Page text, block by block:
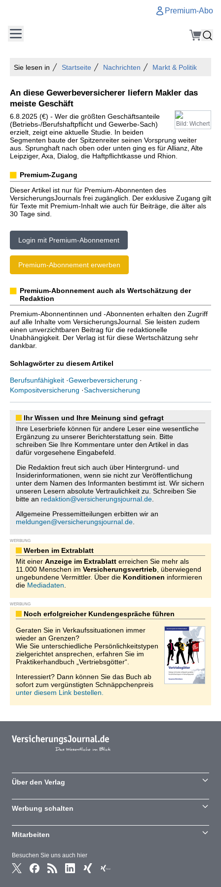
Premium-Abo
Sie lesen in Startseite Nachrichten Markt & Politik
An diese Gewerbeversicherer liefern Makler das
meiste Geschäft
Bild: Wichert
6.8.2025 (€) - Wer die größten Geschäftsanteile
(Betriebs-/Berufshaftpflicht und Gewerbe-Sach)
erzielt, zeigt eine aktuelle Studie. In beiden
Segmenten baute der Spitzenreiter seinen Vorsprung weiter
aus. Sprunghaft nach oben oder unten ging es für Allianz, Alte
Leipziger, Axa, Dialog, die Haftpflichtkasse und Rhion.
Premium-Zugang
Dieser Artikel ist nur für Premium-Abonnenten des
VersicherungsJournals frei zugänglich. Der exklusive Zugang gilt
für Texte mit Premium-Inhalt wie auch für Beiträge, die älter als
30 Tage sind.
Login mit Premium-Abonnement
Premium-Abonnement erwerben
Premium-Abonnement auch als Wertschätzung der
Redaktion
Premium-Abonnentinnen und -Abonnenten erhalten den Zugriff
auf alle Inhalte vom VersicherungsJournal. Sie leisten zudem
einen unverzichtbaren Beitrag für die redaktionelle
Unabhängigkeit. Der Verlag ist für diese Wertschätzung sehr
dankbar.
Schlagwörter zu diesem Artikel
Berufsunfähigkeit ·Gewerbeversicherung ·
Kompositversicherung ·Sachversicherung
Ihr Wissen und Ihre Meinung sind gefragt
Ihre Leserbriefe können für andere Leser eine wesentliche
Ergänzung zu unserer Berichterstattung sein. Bitte
schreiben Sie Ihre Kommentare unter den Artikel in das
dafür vorgesehene Eingabefeld.
Die Redaktion freut sich auch über Hintergrund- und
Insiderinformationen, wenn sie nicht zur Veröffentlichung
unter dem Namen des Informanten bestimmt ist. Wir sichern
unseren Lesern absolute Vertraulichkeit zu. Schreiben Sie
bitte an redaktion@versicherungsjournal.de
Allgemeine Pressemitteilungen erbitten wir an
meldungen@versicherungsjournal.de
WERBUNG
Werben im Extrablatt
Mit einer Anzeige im Extrablatt erreichen Sie mehr als
11.000 Menschen im Versicherungsvertrieb , überwiegend
ungebundene Vermittler. Über die Konditionen informieren
die Mediadaten
WERBUNG
Noch erfolgreicher Kundengespräche führen
Geraten Sie in Verkaufssituationen immer
wieder an Grenzen?
Wie Sie unterschiedliche Persönlichkeitstypen
zielgerichtet ansprechen, erfahren Sie im
Praktikerhandbuch „Vertriebsgötter“.
Interessiert? Dann können Sie das Buch ab
sofort zum vergünstigten Schnäppchenpreis
unter diesem Link bestellen.
Besuchen Sie uns auch hier
Über den Verlag
Werbung schalten
Mitarbeiten